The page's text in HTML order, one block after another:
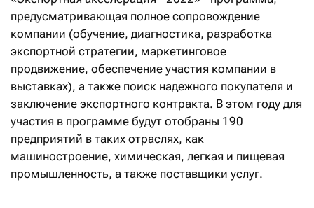
предусматривающая полное сопровождение
компании (обучение, диагностика, разработка
экспортной стратегии, маркетинговое
продвижение, обеспечение участия компании в
выставках), а также поиск надежного покупателя и
заключение экспортного контракта. В этом году для
участия в программе будут отобраны 190
предприятий в таких отраслях, как
машиностроение, химическая, легкая и пищевая
промышленность, а также поставщики услуг.